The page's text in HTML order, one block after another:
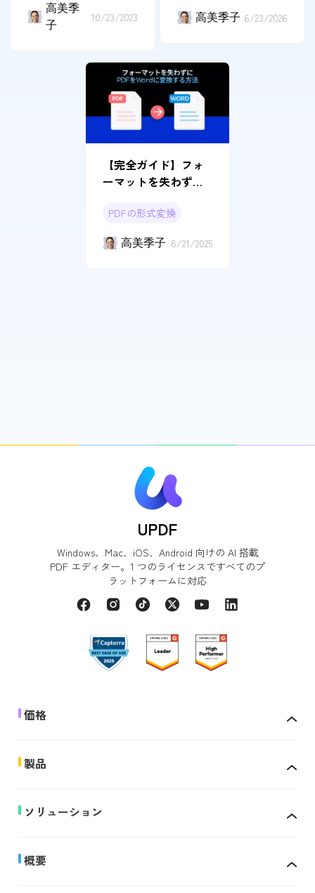
高美季
子
10/23/2023 高美季子 6/23/2026
【完全ガイド】フォ
ーマットを失わずに
る方法
PDFの形式変換
高美季子 8/21/2025
UPDF
Windows、Mac、iOS、Android 向けの AI 搭載
PDF エディター。1 つのライセンスですべてのプ
ラットフォームに対応
価格
製品
ソリューション
概要